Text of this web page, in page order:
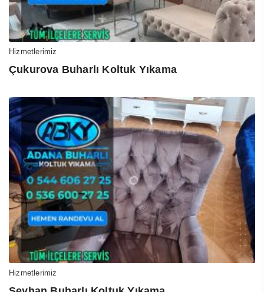
Hizmetlerimiz
Çukurova Buharlı Koltuk Yıkama
Hizmetlerimiz